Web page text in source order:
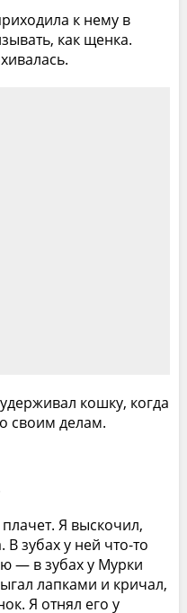
к нему в
как щенка.
кошку, когда
своим делам.
Я выскочил,
зубах у ней что-то
— в зубах у Мурки
лапками и кричал,
Я отнял его у